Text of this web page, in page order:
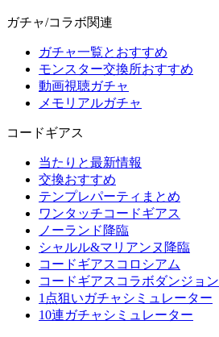
ガチャ/コラボ関連
ガチャ一覧とおすすめ
モンスター交換所おすすめ
動画視聴ガチャ
メモリアルガチャ
コードギアス
当たりと最新情報
交換おすすめ
テンプレパーティまとめ
ワンタッチコードギアス
ノーランド降臨
シャルル&マリアンヌ降臨
コードギアスコロシアム
コードギアスコラボダンジョン
1点狙いガチャシミュレーター
10連ガチャシミュレーター